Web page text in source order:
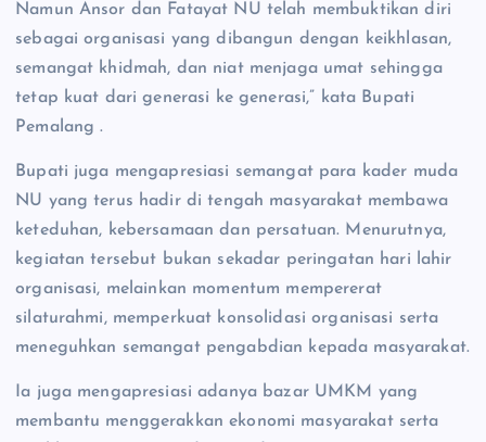
Namun Ansor dan Fatayat NU telah membuktikan diri
sebagai organisasi yang dibangun dengan keikhlasan,
semangat khidmah, dan niat menjaga umat sehingga
tetap kuat dari generasi ke generasi,” kata Bupati
Pemalang .
Bupati juga mengapresiasi semangat para kader muda
NU yang terus hadir di tengah masyarakat membawa
keteduhan, kebersamaan dan persatuan. Menurutnya,
kegiatan tersebut bukan sekadar peringatan hari lahir
organisasi, melainkan momentum mempererat
silaturahmi, memperkuat konsolidasi organisasi serta
meneguhkan semangat pengabdian kepada masyarakat.
Ia juga mengapresiasi adanya bazar UMKM yang
membantu menggerakkan ekonomi masyarakat serta